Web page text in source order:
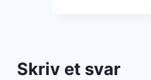
Skriv et svar